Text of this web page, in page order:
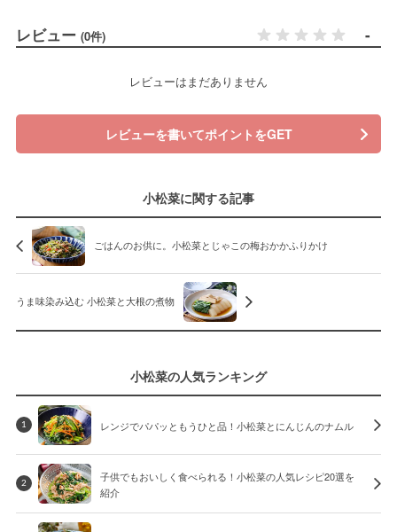
レビュー (0件) -
レビューはまだありません
レビューを書いてポイントをGET
小松菜に関する記事
ごはんのお供に。小松菜とじゃこの梅おかかふりかけ
うま味染み込む 小松菜と大根の煮物
小松菜の人気ランキング
1 レンジでパパッともうひと品！小松菜とにんじんのナムル
2
子供でもおいしく食べられる！小松菜の人気レシピ20選を
紹介